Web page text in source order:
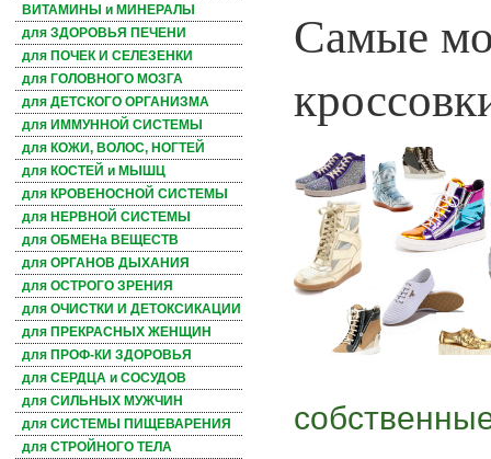
ВИТАМИНЫ и МИНЕРАЛЫ
для ЗДОРОВЬЯ ПЕЧЕНИ
для ПОЧЕК И СЕЛЕЗЕНКИ
для ГОЛОВНОГО МОЗГА
для ДЕТСКОГО ОРГАНИЗМА
для ИММУННОЙ СИСТЕМЫ
для КОЖИ, ВОЛОС, НОГТЕЙ
для КОСТЕЙ и МЫШЦ
для КРОВЕНОСНОЙ СИСТЕМЫ
для НЕРВНОЙ СИСТЕМЫ
для ОБМЕНа ВЕЩЕСТВ
для ОРГАНОВ ДЫХАНИЯ
для ОСТРОГО ЗРЕНИЯ
для ОЧИСТКИ И ДЕТОКСИКАЦИИ
для ПРЕКРАСНЫХ ЖЕНЩИН
для ПРОФ-КИ ЗДОРОВЬЯ
для СЕРДЦА и СОСУДОВ
для СИЛЬНЫХ МУЖЧИН
для СИСТЕМЫ ПИЩЕВАРЕНИЯ
для СТРОЙНОГО ТЕЛА
Самые